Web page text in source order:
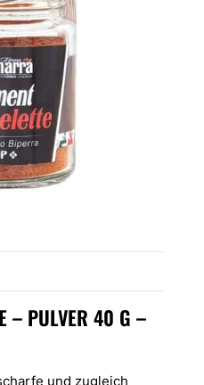
– PULVER 40 G –
und zugleich